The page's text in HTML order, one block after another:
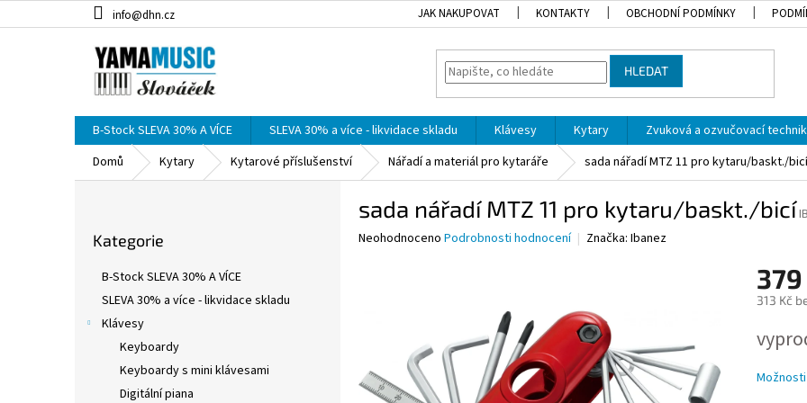
na
info@dhn.cz JAK NAKUPOVAT KONTAKTY OBCHODNÍ PODMÍNKY
HLEDAT
B-Stock SLEVA 30% A VÍCE SLEVA 30% a více - likvidace skladu Klávesy Kytary Zvuková a ozvučovací
Domů
Kytary Kytarové příslušenství Nářadí a materiál pro kytaráře sada nářadí MTZ 11 pro kytaru/baskt./bicí
kategorie
Kategorie
B-Stock SLEVA 30% A VÍCE
SLEVA 30% a více - likvidace skladu
Klávesy
Keyboardy
Keyboardy s mini klávesami
Digitální piana
sada nářadí MTZ 11 pro kytaru/baskt./bicí
Průměrné
hvězdiček.
Neohodnoceno Podrobnosti hodnocení Značka: Ibanez
379
313 Kč
cena: